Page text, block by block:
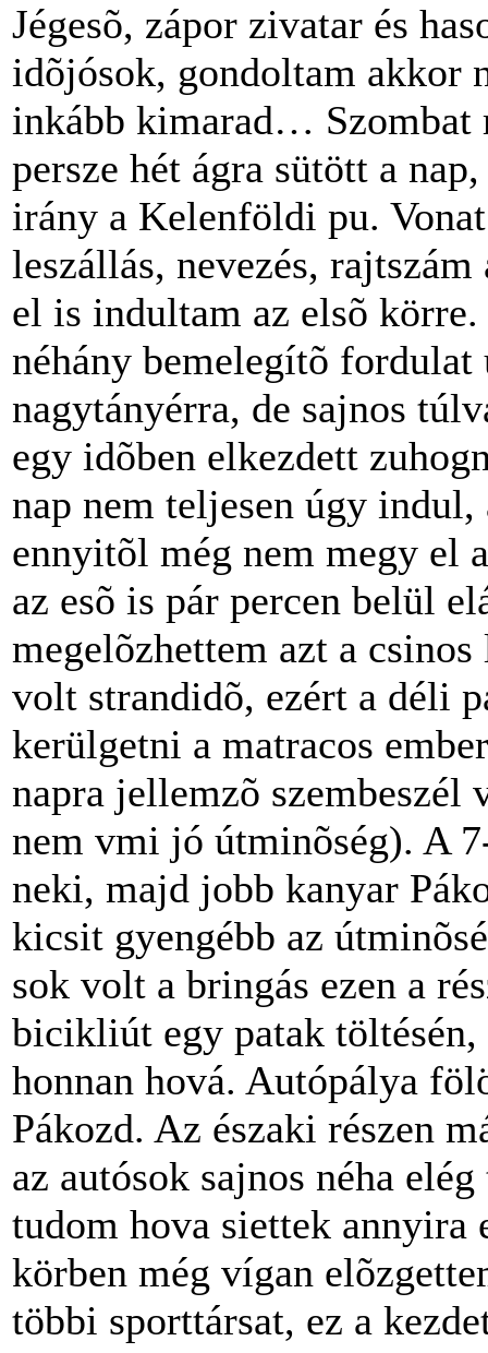
Jégesõ, zápor zivatar és
idõjósok, gondoltam akkor
inkább kimarad…
persze hét ágra sütött a
irány a Kelenföldi pu.
leszállás, nevezés,
el is indultam az elsõ
néhány bemelegítõ
nagytányérra, de sajnos
egy idõben elkezdett
nap nem teljesen úgy
ennyitõl még nem megy el
az esõ is pár percen belül
megelõzhettem azt a
volt strandidõ, ezért a déli
kerülgetni a matracos
napra jellemzõ szembeszél
nem vmi jó útminõség). A
neki, majd jobb kanyar
kicsit gyengébb az
sok volt a bringás ezen a
bicikliút egy patak töltésén,
honnan hová. Autópálya
Pákozd. Az északi részen
az autósok sajnos néha
tudom hova siettek annyira
körben még vígan
többi sporttársat, ez a